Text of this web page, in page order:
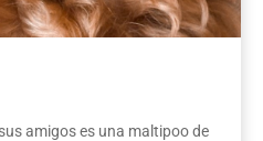
amigos es una maltipoo de